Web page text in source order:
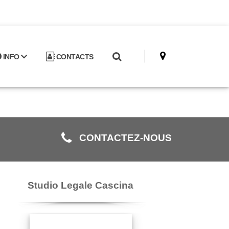
INFO CONTACTS
CONTACTEZ-NOUS
Studio Legale Cascina